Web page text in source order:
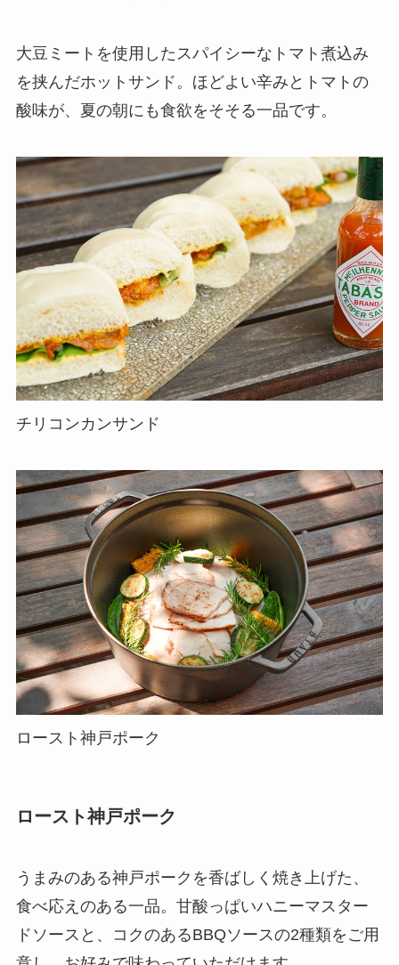
大豆ミートを使用したスパイシーなトマト煮込み
を挟んだホットサンド。ほどよい辛みとトマトの
酸味が、夏の朝にも食欲をそそる一品です。
チリコンカンサンド
ロースト神戸ポーク
ロースト神戸ポーク
うまみのある神戸ポークを香ばしく焼き上げた、
食べ応えのある一品。甘酸っぱいハニーマスター
ドソースと、コクのあるBBQソースの2種類をご用